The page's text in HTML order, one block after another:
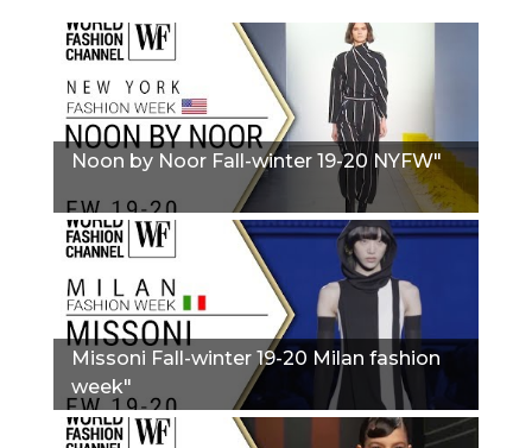
Noon by Noor Fall-winter 19-20 NYFW"
Missoni Fall-winter 19-20 Milan fashion
week"